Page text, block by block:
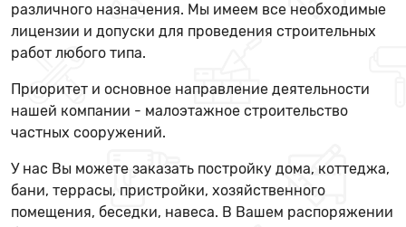
различного назначения. Мы имеем все необходимые
лицензии и допуски для проведения строительных
работ любого типа.
Приоритет и основное направление деятельности
нашей компании - малоэтажное строительство
частных сооружений.
У нас Вы можете заказать постройку дома, коттеджа,
бани, террасы, пристройки, хозяйственного
помещения, беседки, навеса. В Вашем распоряжении